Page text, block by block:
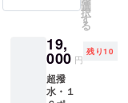
割引価
格でご
購入い
ただけ
るこの
りアク
ティブ
に運動
される
方に最
【一般
販売予
格】税
込
23,100
円から
驚愕の
選
択
す
る
19,
000 円
残り10
超撥
水・１